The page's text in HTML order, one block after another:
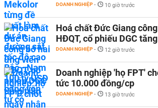
DOANH NGHIỆP - 10 giờ trước
Hoá chất Đức Giang
HĐQT, cổ phiếu DGC
DOANH NGHIỆP - 12 giờ trước
Doanh nghiệp 'họ FPT'
tức 10.000 đồng/cp
DOANH NGHIỆP - 13 giờ trước